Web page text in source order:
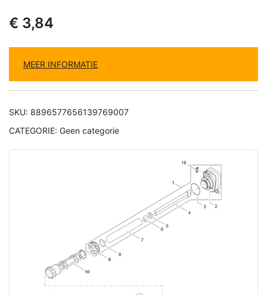
€ 3,84
MEER INFORMATIE
SKU: 8896577656139769007
CATEGORIE: Geen categorie